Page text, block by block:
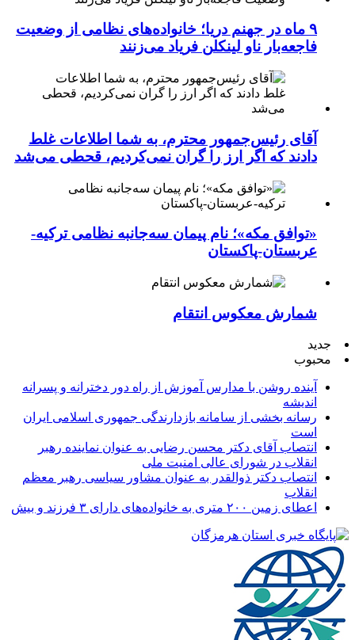
۹ ماه در جهنم دریا؛ خانواده‌های نظامی از وضعیت
فاجعه‌بار ناو لینکلن فریاد می‌زنند
آقای رئیس‌جمهور محترم، به شما اطلاعات غلط
دادند که اگر ارز را گران نمی‌کردیم، قحطی می‌شد
«توافق مکه»؛ نام پیمان سه‌جانبه نظامی ترکیه-
عربستان-پاکستان
شمارش معکوس انتقام
جدید
محبوب
آینده روشن با مدارس آموزش از راه دور دخترانه و پسرانه
اندیشه
رسانه بخشی از سامانه بازدارندگی جمهوری اسلامی ایران
است
انتصاب آقای دکتر محسن رضایی به عنوان نماینده رهبر
انقلاب در شورای عالی امنیت ملی
انتصاب دکتر ذوالقدر به عنوان مشاور سیاسی رهبر معظم
انقلاب
اعطای زمین ۲۰۰ متری به خانواده‌های دارای ۳ فرزند و بیش